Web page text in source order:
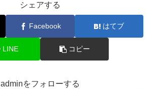
シェアする
Facebook はてブ
LINE コピー
adminをフォローする